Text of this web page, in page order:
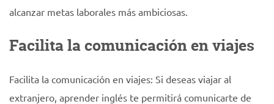
alcanzar metas laborales más ambiciosas.
Facilita la comunicación en viajes
Facilita la comunicación en viajes: Si deseas viajar al
extranjero, aprender inglés te permitirá comunicarte de